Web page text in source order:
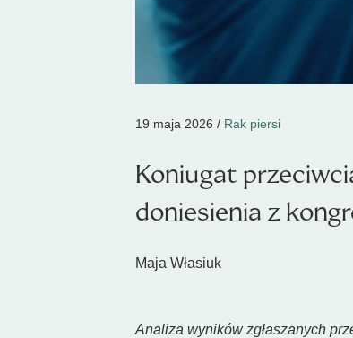
19 maja 2026 / Rak piersi
Koniugat
doniesienia z
Maja Własiuk
Analiza wyników zgłaszanych